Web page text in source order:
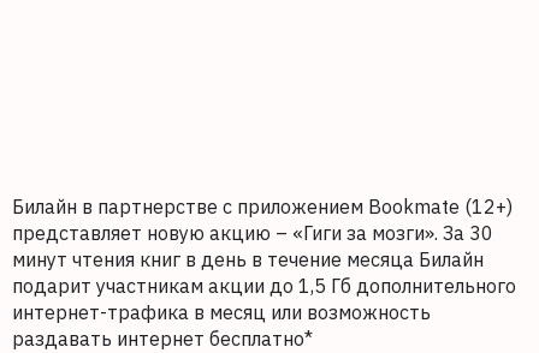
Билайн в партнерстве c приложением Bookmate (12+)
представляет новую акцию – «Гиги за мозги». За 30
минут чтения книг в день в течение месяца Билайн
подарит участникам акции до 1,5 Гб дополнительного
интернет-трафика в месяц или возможность
раздавать интернет бесплатно*